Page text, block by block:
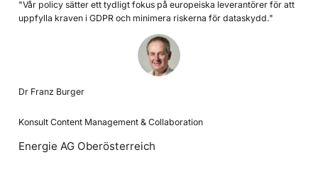
"Vår policy sätter ett tydligt fokus på europeiska leverantörer för att
uppfylla kraven i GDPR och minimera riskerna för dataskydd."
Dr Franz Burger
Konsult Content Management & Collaboration
Energie AG Oberösterreich